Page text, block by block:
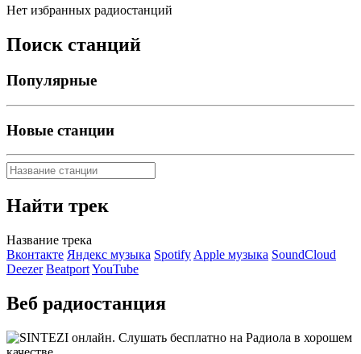
Нет избранных радиостанций
Поиск станций
Популярные
Новые станции
Найти трек
Название трека
Вконтакте Яндекс музыка Spotify Apple музыка SoundCloud
Deezer BeatportYouTube
Веб радиостанция